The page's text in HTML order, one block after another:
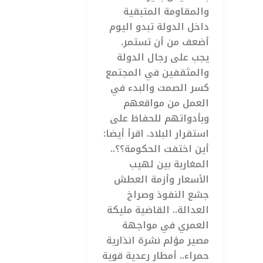
والمقاومة المتبقية
داخل الدولة تبدو اليوم
أضعف من أن تستمر.
يجب على رجال الدولة
والمثقفين في المجتمع
كسر الصمت والبدء في
العمل من مواقعهم
وبأدواتهم للحفاظ على
استقرار البلاد. اقرأ أيضا:
أين اختفت الحكومة؟؟..
المغاربة بين لهيب
الأسعار وأزمة العطش
جشع النفوذ وصراخ
العدالة.. القاضية مليكة
العمري في مواجهة
مصير مؤلم نشرة انذارية
حمراء.. أمطار رعدية قوية